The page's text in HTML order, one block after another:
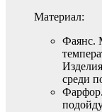
Материал:
Фаянс.
среди